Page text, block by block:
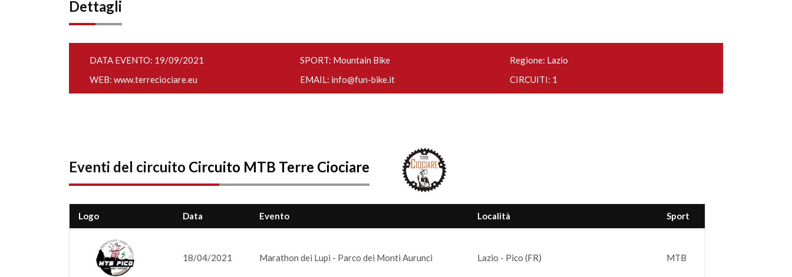
Dettagli
DATA EVENTO: 19/09/2021 SPORT: Mountain Bike
Regione: Lazio
WEB: www.terreciociare.eu EMAIL: info@fun-bike.it CIRCUITI: 1
Eventi del circuito Circuito MTB Terre Ciociare
Logo Data Evento Località Sport
18/04/2021 Marathon dei Lupi - Parco dei Monti Aurunci Lazio - Pico (FR) MTB